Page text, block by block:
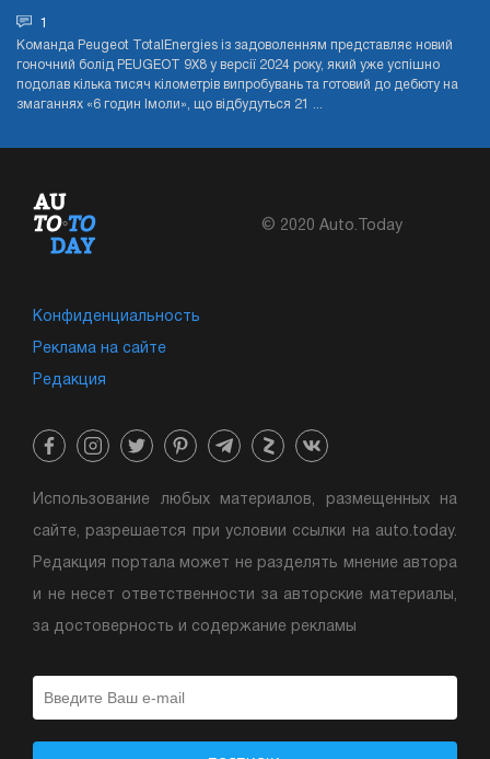
1
Команда Peugeot TotalEnergies із задоволенням представляє новий
гоночний болід PEUGEOT 9X8 у версії 2024 року, який уже успішно
подолав кілька тисяч кілометрів випробувань та готовий до дебюту на
змаганнях «6 годин Імоли», що відбудуться 21 ...
© 2020 Auto.Today
Конфиденциальность
Реклама на сайте
Редакция
Использование любых материалов, размещенных на
сайте, разрешается при условии ссылки на auto.today.
Редакция портала может не разделять мнение автора
и не несет ответственности за авторские материалы,
за достоверность и содержание рекламы